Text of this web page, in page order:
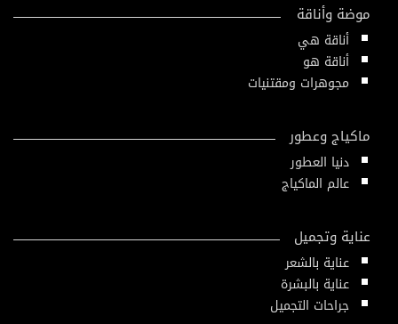
موضة وأناقة
أناقة هي
أناقة هو
مجوهرات ومقتنيات
ماكياج وعطور
دنيا العطور
عالم الماكياج
عناية وتجميل
عناية بالشعر
عناية بالبشرة
جراحات التجميل